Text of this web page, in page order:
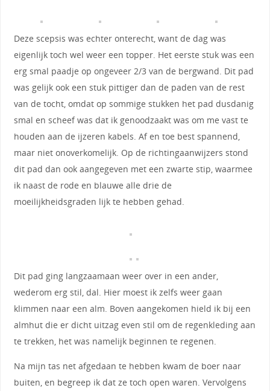
Deze scepsis was echter onterecht, want de dag was
eigenlijk toch wel weer een topper. Het eerste stuk was een
erg smal paadje op ongeveer 2/3 van de bergwand. Dit pad
was gelijk ook een stuk pittiger dan de paden van de rest
van de tocht, omdat op sommige stukken het pad dusdanig
smal en scheef was dat ik genoodzaakt was om me vast te
houden aan de ijzeren kabels. Af en toe best spannend,
maar niet onoverkomelijk. Op de richtingaanwijzers stond
dit pad dan ook aangegeven met een zwarte stip, waarmee
ik naast de rode en blauwe alle drie de
moeilijkheidsgraden lijk te hebben gehad.
Dit pad ging langzaamaan weer over in een ander,
wederom erg stil, dal. Hier moest ik zelfs weer gaan
klimmen naar een alm. Boven aangekomen hield ik bij een
almhut die er dicht uitzag even stil om de regenkleding aan
te trekken, het was namelijk beginnen te regenen.
Na mijn tas net afgedaan te hebben kwam de boer naar
buiten, en begreep ik dat ze toch open waren. Vervolgens